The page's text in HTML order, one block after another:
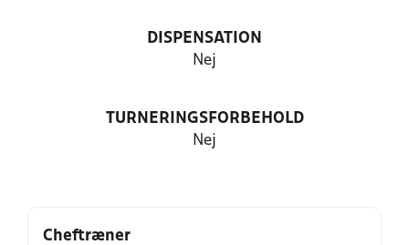
DISPENSATION
Nej
TURNERINGSFORBEHOLD
Nej
Cheftræner